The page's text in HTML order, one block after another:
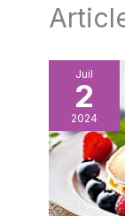
Juil
2
2024